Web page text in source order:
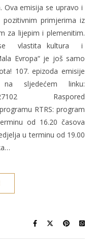
Ova emisija se upravo i
primjerima iz
za lijepim i plemenitim.
se vlastita kultura i
Evropa“ je još samo
107. epizoda emisije
sljedećem linku:
Raspored
RTRS: program
od 16.20 časova
u terminu od 19.00